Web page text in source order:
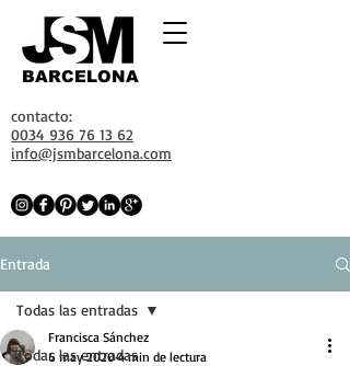
BARCELONA
contacto:
0034 936 76 13 62
info@jsmbarcelona.com
Entrada
Todas las entradas
Todas las entradas
Francisca Sánchez
6 may 2020 4 min de lectura